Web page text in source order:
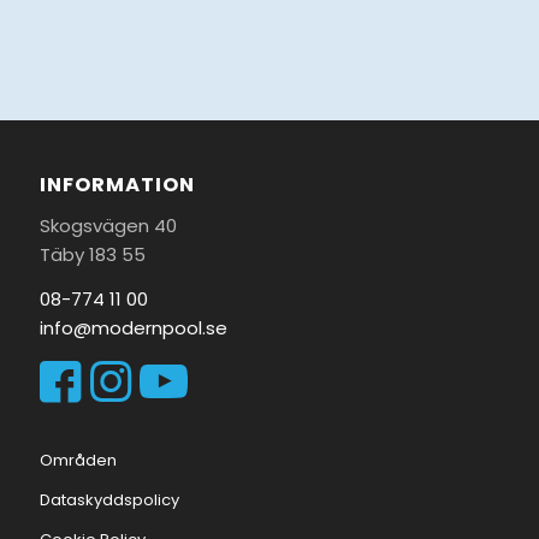
INFORMATION
Skogsvägen 40
Täby 183 55
08-774 11 00
info@modernpool.se
Områden